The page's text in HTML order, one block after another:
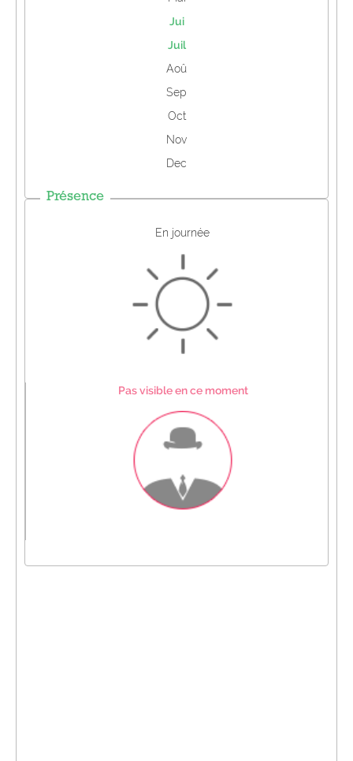
Jui
Juil
Aoû
Sep
Oct
Nov
Dec
Présence
En journée
Pas visible en ce moment